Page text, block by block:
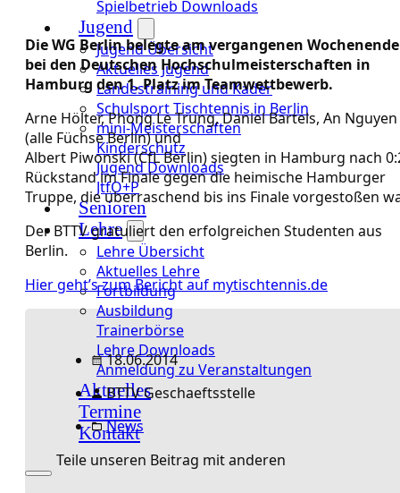
Spielbetrieb Downloads
Jugend
Jugend Übersicht
Aktuelles Jugend
Landestraining und Kader
Schulsport Tischtennis in Berlin
mini-Meisterschaften
Kinderschutz
Jugend Downloads
JtfO+P
Senioren
Lehre
Lehre Übersicht
Aktuelles Lehre
Fortbildung
Ausbildung
Trainerbörse
Lehre Downloads
Anmeldung zu Veranstaltungen
Aktuelles
Termine
Kontakt
Die WG Berlin belegte am vergangenen Wochenende
bei den Deutschen Hochschulmeisterschaften in
Hamburg den 1. Platz im Teamwettbewerb.
Arne Hölter, Phong Le Trung, Daniel Bartels, An Nguyen
(alle Füchse Berlin) und
Albert Piwonski (CfL Berlin) siegten in Hamburg nach
Rückstand im Finale gegen die heimische Hamburger
Truppe, die überraschend bis ins Finale vorgestoßen
Der BTTV gratuliert den erfolgreichen Studenten aus
Berlin.
Hier geht’s zum Bericht auf mytischtennis.de
18.06.2014
BTTV Geschaeftsstelle
News
Teile unseren Beitrag mit anderen